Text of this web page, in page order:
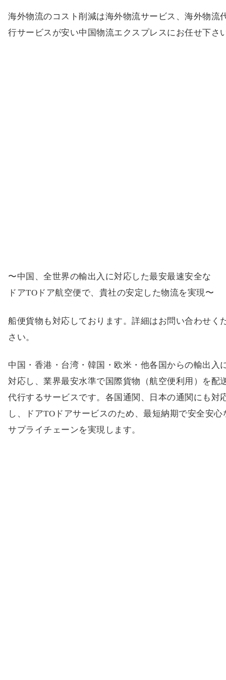
海外物流のコスト削減は海外物流サービス、海外物流
行サービスが安い中国物流エクスプレスにお任せ下さ
〜中国、全世界の輸出入に対応した最安最速安全な
ドアTOドア航空便で、貴社の安定した物流を実現〜
船便貨物も対応しております。詳細はお問い合わせく
さい。
中国・香港・台湾・韓国・欧米・他各国からの輸出入
対応し、業界最安水準で国際貨物（航空便利用）を配
代行するサービスです。各国通関、日本の通関にも対
し、ドアTOドアサービスのため、最短納期で安全安心
サプライチェーンを実現します。